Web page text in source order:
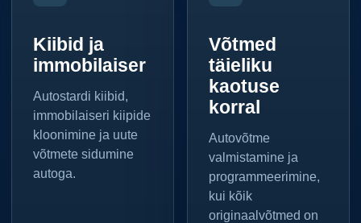
Kiibid ja
immobilaiser
Autostardi kiibid,
immobilaiseri kiipide
kloonimine ja uute
võtmete sidumine
autoga.
Võtmed
täieliku
kaotuse
korral
Autovõtme
valmistamine ja
programmeerimine,
kui kõik
originaalvõtmed on